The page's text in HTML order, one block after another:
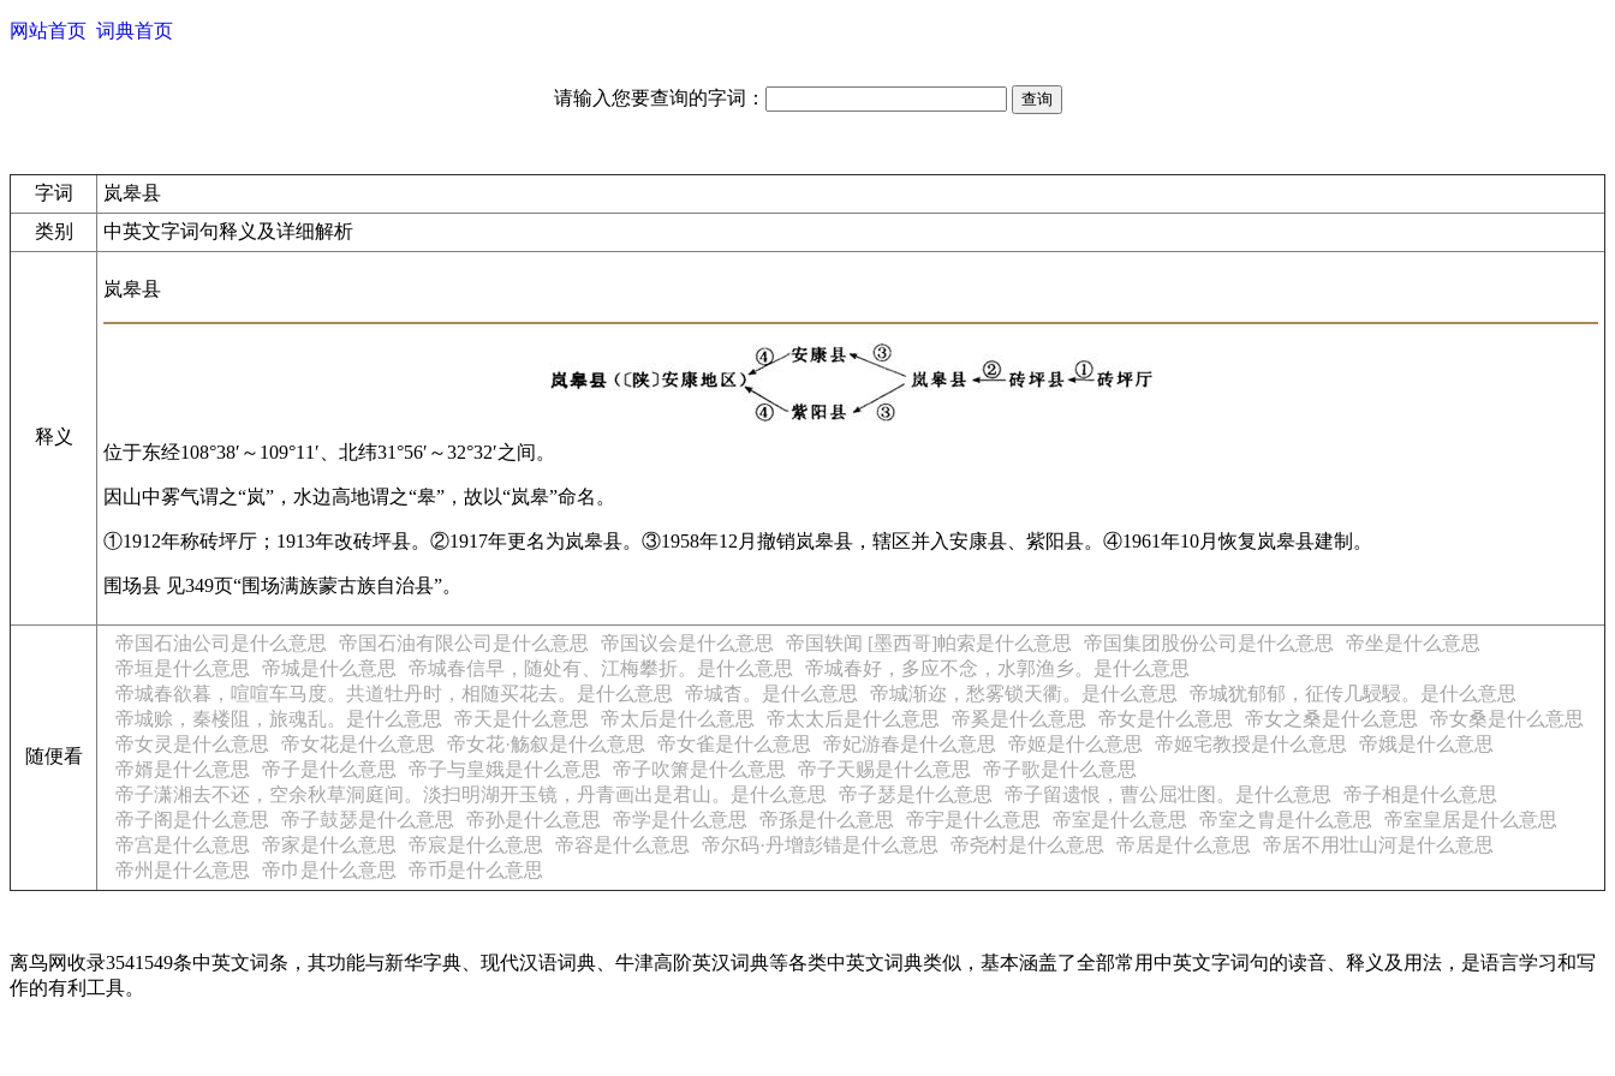
网站首页 词典首页
请输入您要查询的字词：
字词
岚皋县
类别
中英文字词句释义及详细解析
释义
岚皋县
位于东经108°38′～109°11′、北纬31°56′～32°32′之间。
因山中雾气谓之“岚”，水边高地谓之“皋”，故以“岚皋”命名。
①1912年称砖坪厅；1913年改砖坪县。②1917年更名为岚皋县。③1958年12月撤销岚皋县，辖区并入安康县、紫阳县。④1961年10月恢复岚皋县建制。
围场县 见349页“围场满族蒙古族自治县”。
随便看
帝国石油公司是什么意思 帝国石油有限公司是什么意思 帝国议会是什么意思 帝国轶闻 [墨西哥]帕索是什么意思 帝国集团股份公司是什么意思
帝坐是什么意思
帝垣是什么意思
帝城是什么意思 帝城春信早，随处有、江梅攀折。是什么意思
帝城春好，多应不念，水郭渔乡。是什么意思
帝城春欲暮，喧喧车马度。共道牡丹时，相随买花去。是什么意思
帝城杳。是什么意思 帝城渐迩，愁雾锁天衢。是什么意思
帝城犹郁郁，征传几駸駸。是什么意思
帝城赊，秦楼阻，旅魂乱。是什么意思
帝天是什么意思 帝太后是什么意思 帝太太后是什么意思 帝奚是什么意思 帝女是什么意思 帝女之桑是什么意思
帝女桑是什么意思
帝女灵是什么意思
帝女花是什么意思 帝女花·觞叙是什么意思 帝女雀是什么意思 帝妃游春是什么意思 帝姬是什么意思 帝姬宅教授是什么意思
帝娥是什么意思
帝婿是什么意思
帝子是什么意思 帝子与皇娥是什么意思 帝子吹箫是什么意思 帝子天赐是什么意思
帝子歌是什么意思
帝子潇湘去不还，空余秋草洞庭间。淡扫明湖开玉镜，丹青画出是君山。是什么意思
帝子瑟是什么意思 帝子留遗恨，曹公屈壮图。是什么意思
帝子相是什么意思
帝子阁是什么意思
帝子鼓瑟是什么意思 帝孙是什么意思 帝学是什么意思 帝孫是什么意思 帝宇是什么意思 帝室是什么意思 帝室之胄是什么意思
帝室皇居是什么意思
帝宫是什么意思
帝家是什么意思 帝宸是什么意思 帝容是什么意思 帝尔码·丹增彭错是什么意思 帝尧村是什么意思 帝居是什么意思
帝居不用壮山河是什么意思
帝州是什么意思
帝巾是什么意思 帝币是什么意思
离鸟网收录3541549条中英文词条，其功能与新华字典、现代汉语词典、牛津高阶英汉词典等各类中英文词典类似，基本涵盖了全部常用中英文字词句的读音、释义及用法，是语言学习和写
作的有利工具。